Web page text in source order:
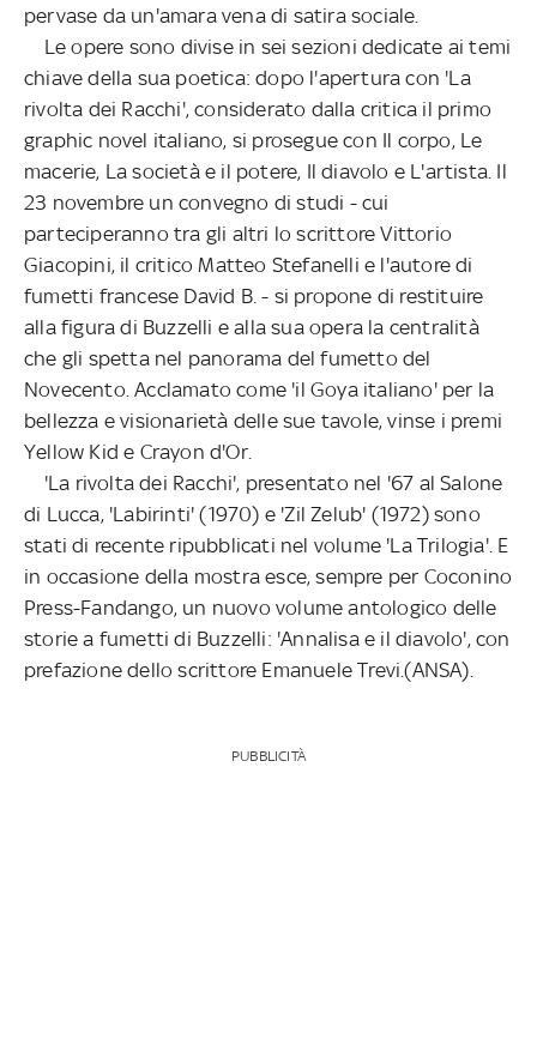
pervase da un'amara vena di satira sociale.
Le opere sono divise in sei sezioni dedicate ai temi
chiave della sua poetica: dopo l'apertura con 'La
rivolta dei Racchi', considerato dalla critica il primo
graphic novel italiano, si prosegue con Il corpo, Le
macerie, La società e il potere, Il diavolo e L'artista. Il
23 novembre un convegno di studi - cui
parteciperanno tra gli altri lo scrittore Vittorio
Giacopini, il critico Matteo Stefanelli e l'autore di
fumetti francese David B. - si propone di restituire
alla figura di Buzzelli e alla sua opera la centralità
che gli spetta nel panorama del fumetto del
Novecento. Acclamato come 'il Goya italiano' per la
bellezza e visionarietà delle sue tavole, vinse i premi
Yellow Kid e Crayon d'Or.
'La rivolta dei Racchi', presentato nel '67 al Salone
di Lucca, 'Labirinti' (1970) e 'Zil Zelub' (1972) sono
stati di recente ripubblicati nel volume 'La Trilogia'. E
in occasione della mostra esce, sempre per Coconino
Press-Fandango, un nuovo volume antologico delle
storie a fumetti di Buzzelli: 'Annalisa e il diavolo', con
prefazione dello scrittore Emanuele Trevi.(ANSA).
PUBBLICITÀ